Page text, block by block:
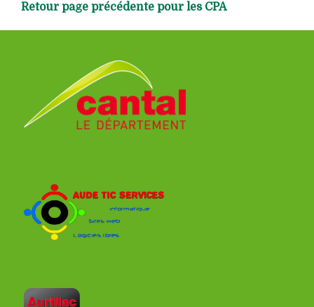
Retour page précédente pour les CPA